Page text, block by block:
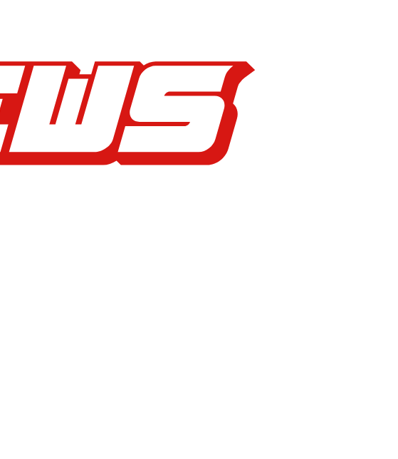
作業所、イオン入間店で販売。博物館では２月末日まで両作品の直筆イラ